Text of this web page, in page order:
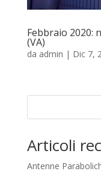
Febbraio 2020:
(VA)
da admin | Dic 7,
Articoli
Antenne